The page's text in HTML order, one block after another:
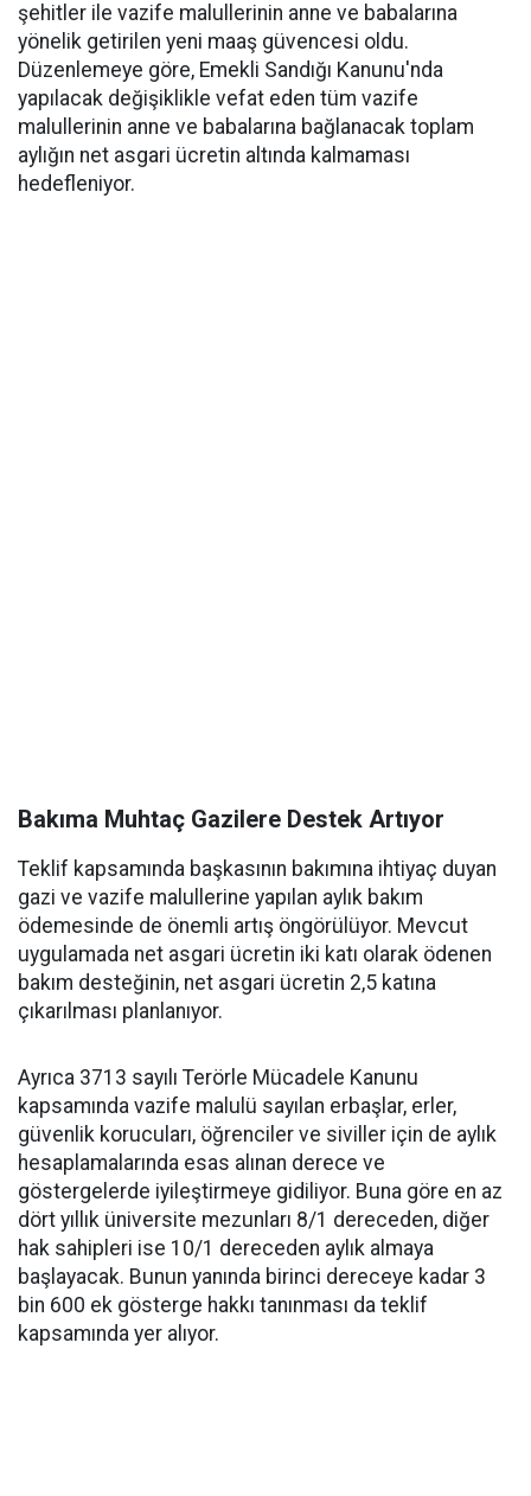
şehitler ile vazife malullerinin anne ve babalarına
yönelik getirilen yeni maaş güvencesi oldu.
Düzenlemeye göre, Emekli Sandığı Kanunu'nda
yapılacak değişiklikle vefat eden tüm vazife
malullerinin anne ve babalarına bağlanacak toplam
aylığın net asgari ücretin altında kalmaması
hedefleniyor.
Bakıma Muhtaç Gazilere Destek Artıyor
Teklif kapsamında başkasının bakımına ihtiyaç duyan
gazi ve vazife malullerine yapılan aylık bakım
ödemesinde de önemli artış öngörülüyor. Mevcut
uygulamada net asgari ücretin iki katı olarak ödenen
bakım desteğinin, net asgari ücretin 2,5 katına
çıkarılması planlanıyor.
Ayrıca 3713 sayılı Terörle Mücadele Kanunu
kapsamında vazife malulü sayılan erbaşlar, erler,
güvenlik korucuları, öğrenciler ve siviller için de aylık
hesaplamalarında esas alınan derece ve
göstergelerde iyileştirmeye gidiliyor. Buna göre en az
dört yıllık üniversite mezunları 8/1 dereceden, diğer
hak sahipleri ise 10/1 dereceden aylık almaya
başlayacak. Bunun yanında birinci dereceye kadar 3
bin 600 ek gösterge hakkı tanınması da teklif
kapsamında yer alıyor.